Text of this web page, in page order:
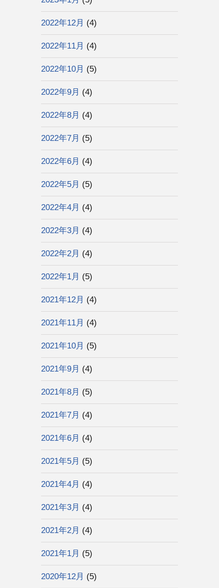
2022年12月 (4)
2022年11月 (4)
2022年10月 (5)
2022年9月 (4)
2022年8月 (4)
2022年7月 (5)
2022年6月 (4)
2022年5月 (5)
2022年4月 (4)
2022年3月 (4)
2022年2月 (4)
2022年1月 (5)
2021年12月 (4)
2021年11月 (4)
2021年10月 (5)
2021年9月 (4)
2021年8月 (5)
2021年7月 (4)
2021年6月 (4)
2021年5月 (5)
2021年4月 (4)
2021年3月 (4)
2021年2月 (4)
2021年1月 (5)
2020年12月 (5)